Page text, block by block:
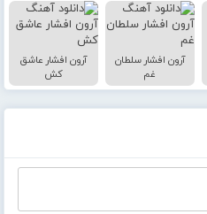
آرون افشار سلطان
غم
آرون افشار عاشق
کش